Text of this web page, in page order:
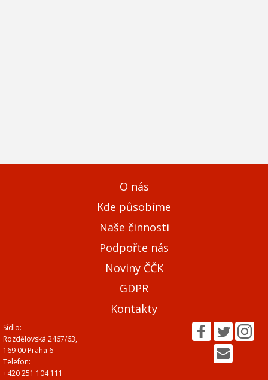
O nás
Kde působíme
Naše činnosti
Podpořte nás
Noviny ČČK
GDPR
Kontakty
Sídlo:
Rozdělovská 2467/63,
169 00 Praha 6
Telefon:
+420 251 104 111